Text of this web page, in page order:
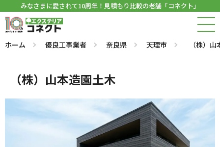
みなさまに愛されて10周年！見積もり比較の老舗「コネクト」
ホーム 優良工事業者 奈良県 天理市 （株）
（株）山本造園土木